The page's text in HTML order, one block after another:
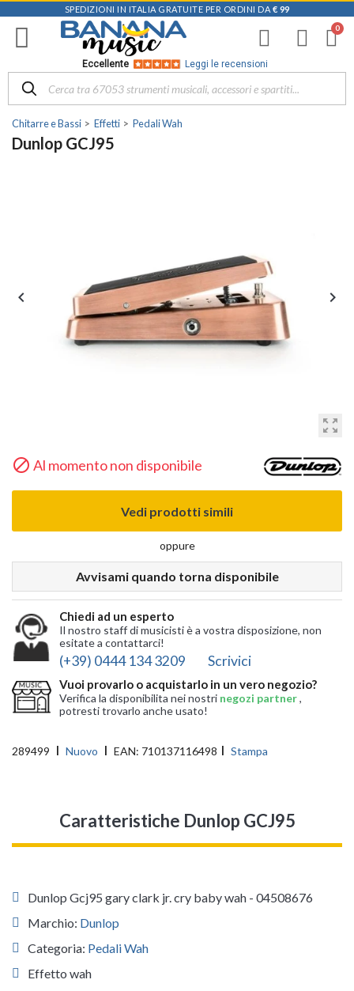
SPEDIZIONI IN ITALIA GRATUITE PER ORDINI DA € 99
Eccellente Leggi le recensioni
Chitarre e Bassi Effetti Pedali Wah
Dunlop GCJ95
zoom_out_map
 
 Al momento non disponibile
Vedi prodotti simili
oppure
Avvisami quando torna disponibile
Chiedi ad un esperto
Il nostro staff di musicisti è a vostra disposizione, non
esitate a contattarci!
(+39) 0444 134 3209 Scrivici
Vuoi provarlo o acquistarlo in un vero negozio?
Verifica la disponibilita nei nostri negozi partner,
potresti trovarlo anche usato!
289499 Nuovo EAN: 710137116498 Stampa
Caratteristiche Dunlop GCJ95
Dunlop Gcj95 gary clark jr. cry baby wah - 04508676
Marchio: Dunlop
Categoria: Pedali Wah
Effetto wah